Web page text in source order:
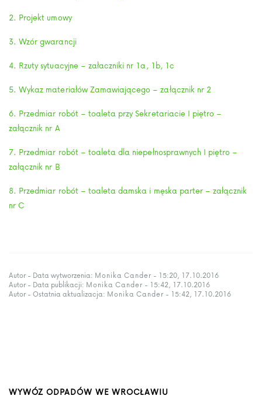
2. Projekt umowy
3. Wzór gwarancji
4. Rzuty sytuacyjne – załaczniki nr 1a, 1b, 1c
5. Wykaz materiałów Zamawiającego – załącznik nr 2
6. Przedmiar robót – toaleta przy Sekretariacie I piętro –
załącznik nr A
7. Przedmiar robót – toaleta dla niepełnosprawnych I piętro –
załącznik nr B
8. Przedmiar robót – toaleta damska i męska parter – załącznik
nr C
Autor - Data wytworzenia: Monika Cander - 15:20, 17.10.2016
Autor - Data publikacji: Monika Cander - 15:42, 17.10.2016
Autor - Ostatnia aktualizacja: Monika Cander - 15:42, 17.10.2016
WYWÓZ ODPADÓW WE WROCŁAWIU